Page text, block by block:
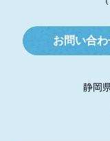
お問い合わ
静岡